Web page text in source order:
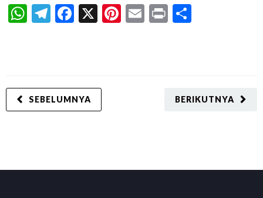
WhatsApp
Telegram
Facebook
X Pinterest
Email
Print
BERIKUTNYA
SEBELUMNYA